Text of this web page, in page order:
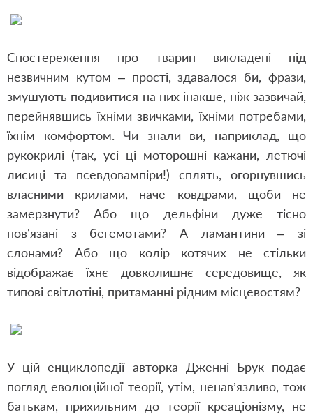
Спостереження про тварин викладені під
незвичним кутом – прості, здавалося би, фрази,
змушують подивитися на них інакше, ніж зазвичай,
перейнявшись їхніми звичками, їхніми потребами,
їхнім комфортом. Чи знали ви, наприклад, що
рукокрилі (так, усі ці моторошні кажани, летючі
лисиці та псевдовампіри!) сплять, огорнувшись
власними крилами, наче ковдрами, щоби не
замерзнути? Або що дельфіни дуже тісно
пов’язані з бегемотами? А ламантини – зі
слонами? Або що колір котячих не стільки
відображає їхнє довколишнє середовище, як
типові світлотіні, притаманні рідним місцевостям?
У цій енциклопедії авторка Дженні Брук подає
погляд еволюційної теорії, утім, ненав’язливо, тож
батькам, прихильним до теорії креаціонізму, не